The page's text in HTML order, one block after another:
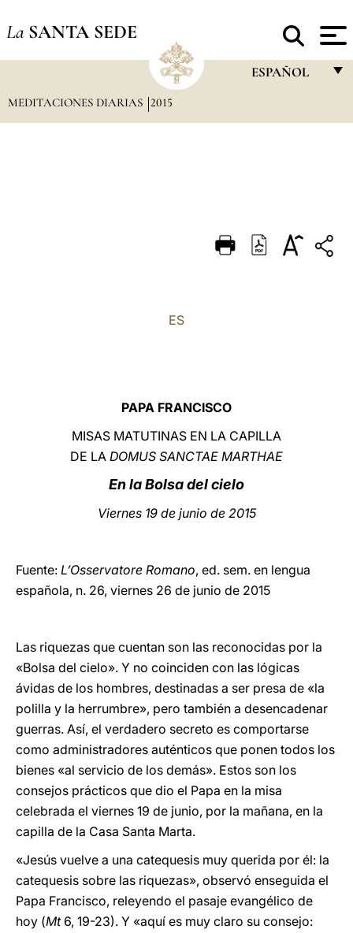
La SANTA SEDE
ESPAÑOL
DEUTSCH
MEDITACIONES DIARIAS 2015
ES
PAPA FRANCISCO
MISAS MATUTINAS EN LA CAPILLA
DE LA DOMUS SANCTAE MARTHAE
En la Bolsa del cielo
Viernes 19 de junio de 2015
Fuente: L’Osservatore Romano, ed. sem. en lengua
española, n. 26, viernes 26 de junio de 2015
Las riquezas que cuentan son las reconocidas por la
«Bolsa del cielo». Y no coinciden con las lógicas
ávidas de los hombres, destinadas a ser presa de «la
polilla y la herrumbre», pero también a desencadenar
guerras. Así, el verdadero secreto es comportarse
como administradores auténticos que ponen todos los
bienes «al servicio de los demás». Estos son los
consejos prácticos que dio el Papa en la misa
celebrada el viernes 19 de junio, por la mañana, en la
capilla de la Casa Santa Marta.
«Jesús vuelve a una catequesis muy querida por él: la
catequesis sobre las riquezas», observó enseguida el
Papa Francisco, releyendo el pasaje evangélico de
hoy (Mt6, 19-23). Y «aquí es muy claro su consejo: